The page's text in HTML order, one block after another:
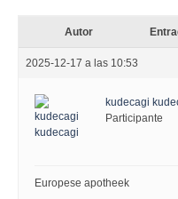
Autor
2025-12-17 a las 10:53
kudecagi
Participante
Europese apotheek